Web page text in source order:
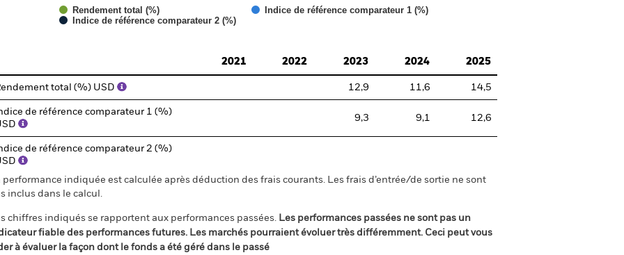
Rendement total (%)
Indice de référence comparateur 1 (%)
Indice de référence comparateur 2 (%)
2021
2022 2023 2024 2025
total (%) USD 12,9 11,6 14,5
de référence comparateur 1 (%)
9,3 9,1 12,6
de référence comparateur 2 (%)
performance indiquée est calculée après déduction des frais courants. Les frais d’entrée/de sortie ne sont
inclus dans le calcul.
chiffres indiqués se rapportent aux performances passées. Les performances passées ne sont pas un
fiable des performances futures. Les marchés pourraient évoluer très différemment. Ceci peut vous
à évaluer la façon dont le fonds a été géré dans le passé